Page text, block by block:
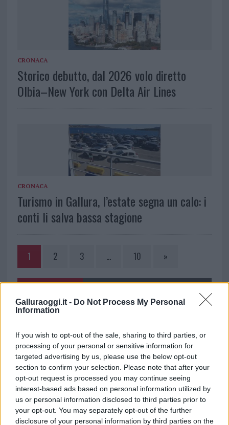
Galluraoggi.it - Do Not Process My Personal
Information
If you wish to opt-out of the sale, sharing to third parties, or
processing of your personal or sensitive information for
targeted advertising by us, please use the below opt-out
section to confirm your selection. Please note that after your
opt-out request is processed you may continue seeing
interest-based ads based on personal information utilized by
us or personal information disclosed to third parties prior to
your opt-out. You may separately opt-out of the further
disclosure of your personal information by third parties on the
CRONACA
Storico debutto, dal 2026 volo diretto
Olbia–New York con Delta Air Lines
CRONACA
Turismo in Gallura, l’estate segna un calo: i
conti li salva bassa stagione
1 2 3 … 10 »
arresti e 135 denunce
Tre milioni di euro dalla Provincia Gallura per
nuove aule nelle scuole di Olbia
Incidente sulla provinciale 125, paura tra Olbia e